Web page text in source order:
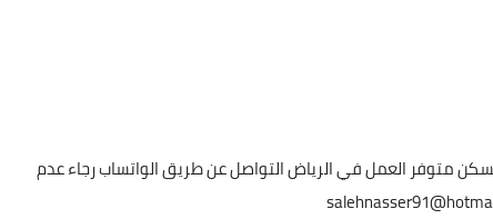
مرتب رفوف داوم 12 ساعة راتب 2000 ريال السكن متوفر العمل في الرياض التواصل عن طريق الواتساب رجاء عدم